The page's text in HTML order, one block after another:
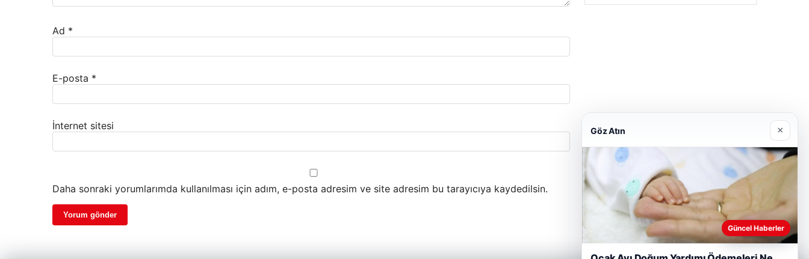
Ad *
E-posta *
İnternet sitesi
Daha sonraki yorumlarımda kullanılması için adım, e-posta adresim ve site adresim bu tarayıcıya kaydedilsin.
Göz Atın ×
Güncel Haberler